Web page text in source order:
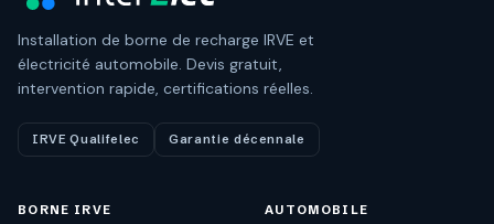
Installation de borne de recharge IRVE et
électricité automobile. Devis gratuit,
intervention rapide, certifications réelles.
IRVE Qualifelec Garantie décennale
BORNE IRVE AUTOMOBILE